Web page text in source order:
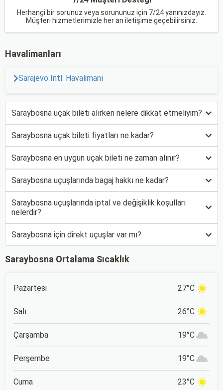
Herhangi bir sorunuz veya sorununuz için 7/24 yanınızdayız.
Müşteri hizmetlerimizle her an iletişime geçebilirsiniz.
Havalimanları
Sarajevo Intl. Havalimanı
Saraybosna uçak bileti alırken nelere dikkat etmeliyim?
Saraybosna uçak bileti fiyatları ne kadar?
Saraybosna en uygun uçak bileti ne zaman alınır?
Saraybosna uçuşlarında bagaj hakkı ne kadar?
Saraybosna uçuşlarında iptal ve değişiklik koşulları
nelerdir?
Saraybosna için direkt uçuşlar var mı?
Saraybosna Ortalama Sıcaklık
Pazartesi 27°C
Salı 26°C
Çarşamba 19°C
Perşembe 19°C
Cuma 23°C